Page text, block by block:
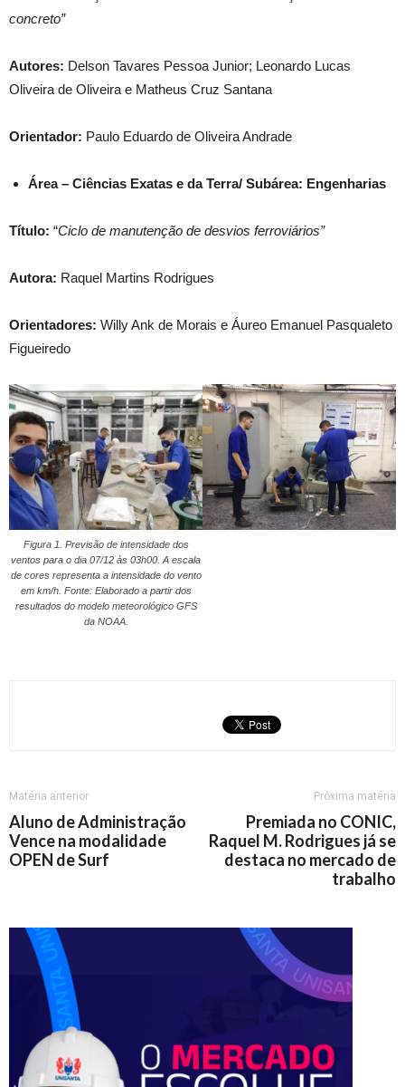
concreto”
Autores: Delson Tavares Pessoa Junior; Leonardo Lucas
Oliveira de Oliveira e Matheus Cruz Santana
Orientador: Paulo Eduardo de Oliveira Andrade
Área – Ciências Exatas e da Terra/ Subárea: Engenharias
Título: “Ciclo de manutenção de desvios ferroviários”
Autora: Raquel Martins Rodrigues
Orientadores: Willy Ank de Morais e Áureo Emanuel Pasqualeto
Figueiredo
Figura 1. Previsão de intensidade dos
ventos para o dia 07/12 às 03h00. A escala
de cores representa a intensidade do vento
em km/h. Fonte: Elaborado a partir dos
resultados do modelo meteorológico GFS
da NOAA.
Matéria anterior
Aluno de Administração
Vence na modalidade
OPEN de Surf
Próxima matéria
Premiada no CONIC,
Raquel M. Rodrigues já se
destaca no mercado de
trabalho